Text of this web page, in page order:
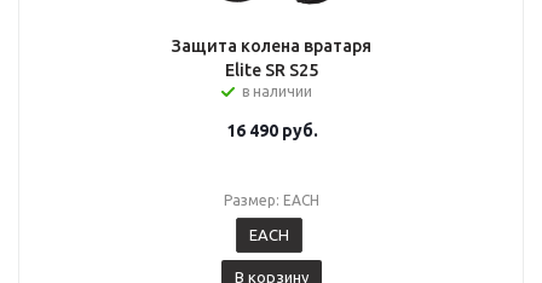
Защита колена вратаря
Elite SR S25
в наличии
16 490руб.
Размер: EACH
EACH
В корзину